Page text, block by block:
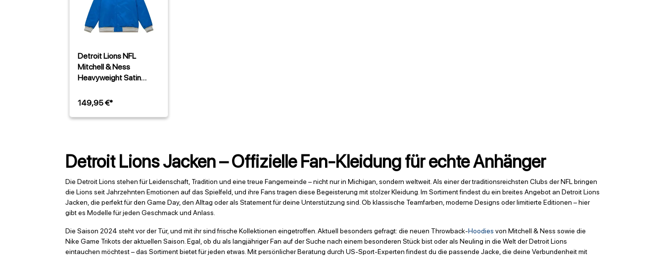
Detroit Lions NFL
Mitchell & Ness
Heavyweight Satin
149,95 €*
Detroit Lions Jacken – Offizielle Fan-Kleidung für echte Anhänger
Die Detroit Lions stehen für Leidenschaft, Tradition und eine treue Fangemeinde – nicht nur in Michigan, sondern weltweit. Als einer der traditionsreichsten Clubs der NFL bringen
die Lions seit Jahrzehnten Emotionen auf das Spielfeld, und ihre Fans tragen diese Begeisterung mit stolzer Kleidung. Im Sortiment findest du ein breites Angebot an Detroit Lions
Jacken, die perfekt für den Game Day, den Alltag oder als Statement für deine Unterstützung sind. Ob klassische Teamfarben, moderne Designs oder limitierte Editionen – hier
gibt es Modelle für jeden Geschmack und Anlass.
Die Saison 2024 steht vor der Tür, und mit ihr sind frische Kollektionen eingetroffen. Aktuell besonders gefragt: die neuen Throwback-Hoodies von Mitchell & Ness sowie die
Nike Game Trikots der aktuellen Saison. Egal, ob du als langjähriger Fan auf der Suche nach einem besonderen Stück bist oder als Neuling in die Welt der Detroit Lions
eintauchen möchtest – das Sortiment bietet für jeden etwas. Mit persönlicher Beratung durch US-Sport-Experten findest du die passende Jacke, die deine Verbundenheit mit